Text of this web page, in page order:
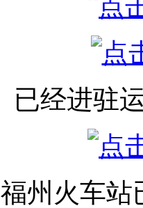
已经进驻
福州火车站